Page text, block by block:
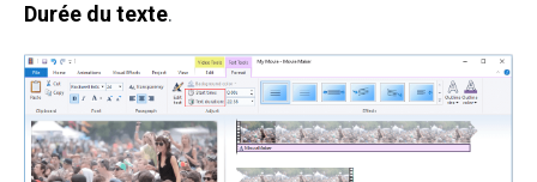
Durée du texte.